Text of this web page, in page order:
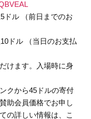
ドル （前日までのお
ドル （当日のお支払
けます。入場時に身
クから45ドルの寄付
助会員価格でお申し
の詳しい情報は、こ